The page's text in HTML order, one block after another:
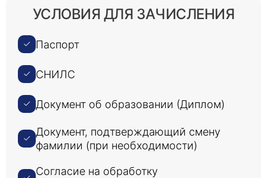
УСЛОВИЯ ДЛЯ ЗАЧИСЛЕНИЯ
Паспорт
СНИЛС
Документ об образовании (Диплом)
Документ, подтверждающий смену
фамилии (при необходимости)
Согласие на обработку